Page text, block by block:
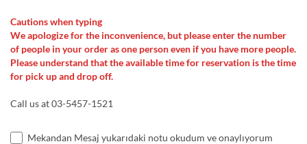
Cautions when typing
We apologize for the inconvenience, but please enter the number
of people in your order as one person even if you have more people.
Please understand that the available time for reservation is the time
for pick up and drop off.
Call us at 03-5457-1521
Mekandan Mesaj yukarıdaki notu okudum ve onaylıyorum